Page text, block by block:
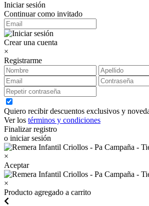
Iniciar sesión
Continuar como invitado
Crear una cuenta
×
Registrarme
Quiero recibir descuentos exclusivos y
Ver los términos y condiciones
Finalizar registro
o iniciar sesión
×
Aceptar
×
Producto agregado a carrito